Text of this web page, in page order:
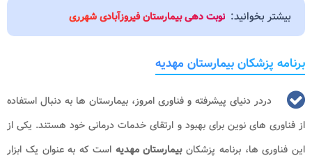
بیشتر بخوانید: نوبت دهی بیمارستان فیروزآبادی شهرری
برنامه پزشکان بیمارستان مهدیه
دردر دنیای پیشرفته و فناوری امروز، بیمارستان ها به دنبال استفاده
از فناوری های نوین برای بهبود و ارتقای خدمات درمانی خود هستند. یکی از
این فناوری ها، برنامه پزشکانبیمارستان مهدیه است که به عنوان یک ابزار